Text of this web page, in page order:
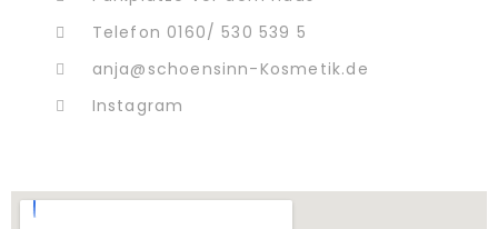
Telefon 0160/ 530 539 5
anja@schoensinn-Kosmetik.de
Instagram